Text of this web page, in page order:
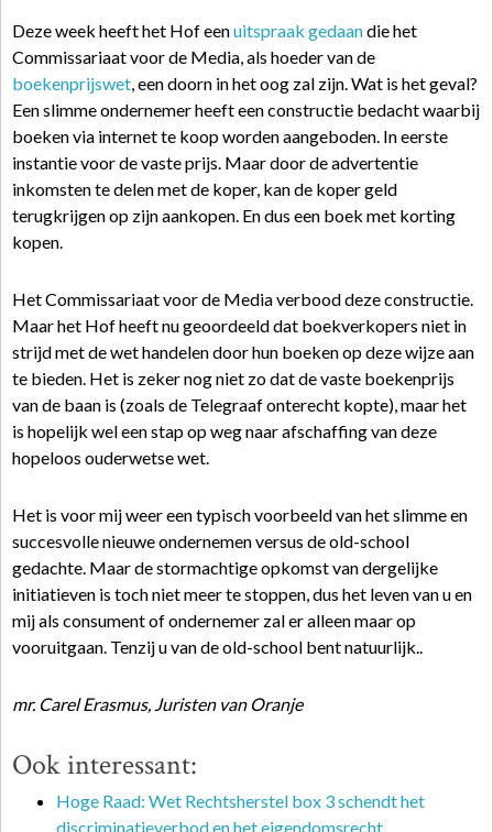
Deze week heeft het Hof eenuitspraak gedaandie het
Commissariaat voor de Media, als hoeder van de
boekenprijswet, een doorn in het oog zal zijn. Wat is het geval?
Een slimme ondernemer heeft een constructie bedacht waarbij
boeken via internet te koop worden aangeboden. In eerste
instantie voor de vaste prijs. Maar door de advertentie
inkomsten te delen met de koper, kan de koper geld
terugkrijgen op zijn aankopen. En dus een boek met korting
kopen.
Het Commissariaat voor de Media verbood deze constructie.
Maar het Hof heeft nu geoordeeld dat boekverkopers niet in
strijd met de wet handelen door hun boeken op deze wijze aan
te bieden. Het is zeker nog niet zo dat de vaste boekenprijs
van de baan is (zoals de Telegraaf onterecht kopte), maar het
is hopelijk wel een stap op weg naar afschaffing van deze
hopeloos ouderwetse wet.
Het is voor mij weer een typisch voorbeeld van het slimme en
succesvolle nieuwe ondernemen versus de old-school
gedachte. Maar de stormachtige opkomst van dergelijke
initiatieven is toch niet meer te stoppen, dus het leven van u en
mij als consument of ondernemer zal er alleen maar op
vooruitgaan. Tenzij u van de old-school bent natuurlijk..
mr. Carel Erasmus, Juristen van Oranje
Ook interessant:
Hoge Raad: Wet Rechtsherstel box 3 schendt het
discriminatieverbod en het eigendomsrecht